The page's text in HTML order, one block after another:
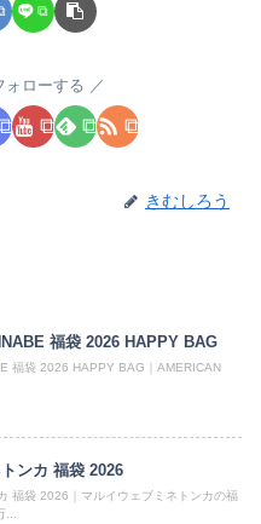
ォローする
きむしろう
福袋 2026 HAPPY BAG
福袋 2026 HAPPY BAG｜AMERICAN
ンカ 福袋 2026
福袋 2026｜マルイウェブミネトンカの福